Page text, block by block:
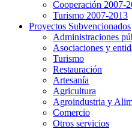
Cooperación 2007-
Turismo 2007-2013
Proyectos Subvencionados
Administraciones
Asociaciones y
Turismo
Restauración
Artesanía
Agricultura
Agroindustria y
Comercio
Otros servicios